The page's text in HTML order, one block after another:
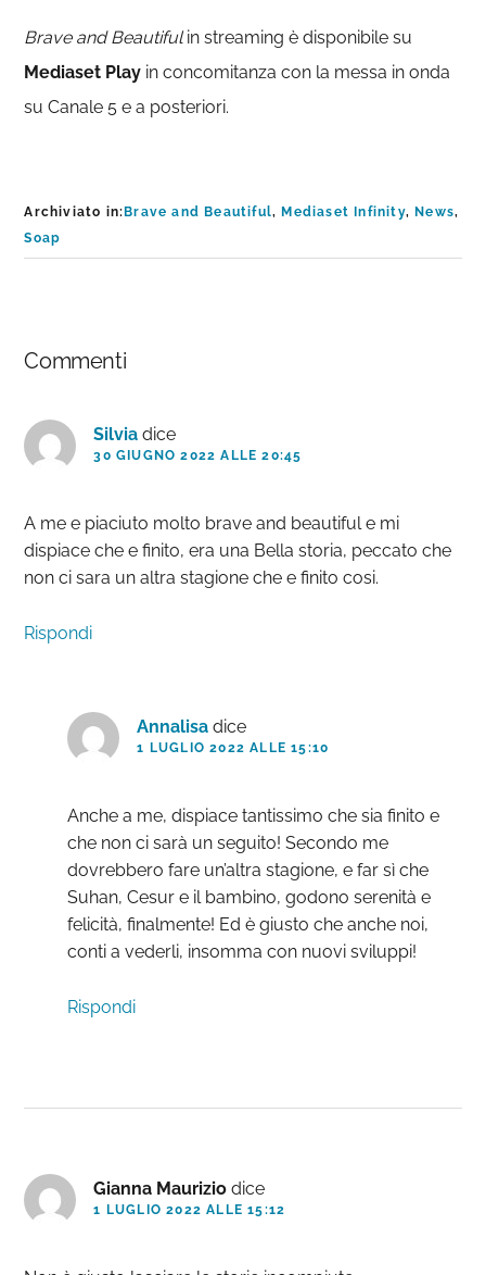
Brave and Beautifulin streaming è disponibile su
Mediaset Play in concomitanza con la messa in onda
su Canale 5 e a posteriori.
Archiviato in: Brave and Beautiful, Mediaset Infinity, News,
Soap
del
lettore
Commenti
Silvia dice
30 GIUGNO 2022 ALLE 20:45
A me e piaciuto molto brave and beautiful e mi
dispiace che e finito, era una Bella storia, peccato che
non ci sara un altra stagione che e finito cosi.
Rispondi
Annalisa dice
1 LUGLIO 2022 ALLE 15:10
Anche a me, dispiace tantissimo che sia finito e
che non ci sarà un seguito! Secondo me
dovrebbero fare un’altra stagione, e far sì che
Suhan, Cesur e il bambino, godono serenità e
felicità, finalmente! Ed è giusto che anche noi,
conti a vederli, insomma con nuovi sviluppi!
Rispondi
Gianna Maurizio dice
1 LUGLIO 2022 ALLE 15:12